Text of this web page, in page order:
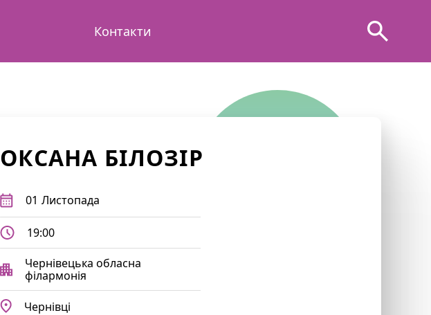
Контакти
ОКСАНА БІЛОЗІР
01 Листопада
19:00
Чернівецька обласна
філармонія
Чернівці